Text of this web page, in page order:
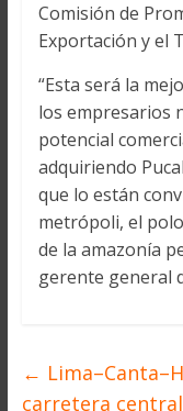
Comisión de
Exportación y el
“Esta será la
los empresarios
potencial
adquiriendo
que lo están
metrópoli, el
de la amazonía
gerente general
←
carretera